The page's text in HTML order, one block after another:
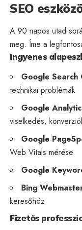
SEO
A 90 napos utad
meg. Íme a
Ingyenes
Google Search
technikai problémák
Google
viselkedés,
Google
Web Vitals mérése
Google
Bing
keresőhöz
Fizetős